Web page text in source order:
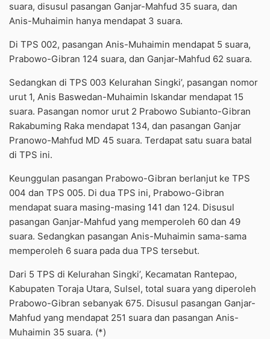
suara, disusul pasangan Ganjar-Mahfud 35 suara, dan
Anis-Muhaimin hanya mendapat 3 suara.
Di TPS 002, pasangan Anis-Muhaimin mendapat 5 suara,
Prabowo-Gibran 124 suara, dan Ganjar-Mahfud 62 suara.
Sedangkan di TPS 003 Kelurahan Singki’, pasangan nomor
urut 1, Anis Baswedan-Muhaimin Iskandar mendapat 15
suara. Pasangan nomor urut 2 Prabowo Subianto-Gibran
Rakabuming Raka mendapat 134, dan pasangan Ganjar
Pranowo-Mahfud MD 45 suara. Terdapat satu suara batal
di TPS ini.
Keunggulan pasangan Prabowo-Gibran berlanjut ke TPS
004 dan TPS 005. Di dua TPS ini, Prabowo-Gibran
mendapat suara masing-masing 141 dan 124. Disusul
pasangan Ganjar-Mahfud yang memperoleh 60 dan 49
suara. Sedangkan pasangan Anis-Muhaimin sama-sama
memperoleh 6 suara pada dua TPS tersebut.
Dari 5 TPS di Kelurahan Singki’, Kecamatan Rantepao,
Kabupaten Toraja Utara, Sulsel, total suara yang diperoleh
Prabowo-Gibran sebanyak 675. Disusul pasangan Ganjar-
Mahfud yang mendapat 251 suara dan pasangan Anis-
Muhaimin 35 suara. (*)